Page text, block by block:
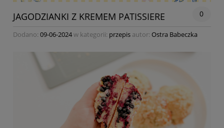
JAGODZIANKI Z KREMEM PATISSIERE 0
Dodano: 09-06-2024w kategorii: przepis autor: Ostra Babeczka